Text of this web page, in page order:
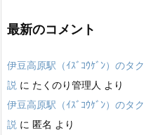
最新のコメント
伊豆高原駅（ｲｽﾞｺｳｹﾞﾝ）のタ
説 に たくのり管理人 より
伊豆高原駅（ｲｽﾞｺｳｹﾞﾝ）のタ
説 に 匿名 より